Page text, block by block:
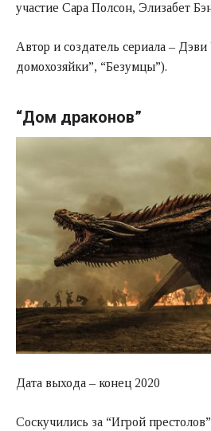
участие Сара Полсон, Элизабет
Автор и создатель сериала –
домохозяйки”, “Безумцы”).
“Дом драконов”
Дата выхода – конец 2020
Соскучились за “Игрой